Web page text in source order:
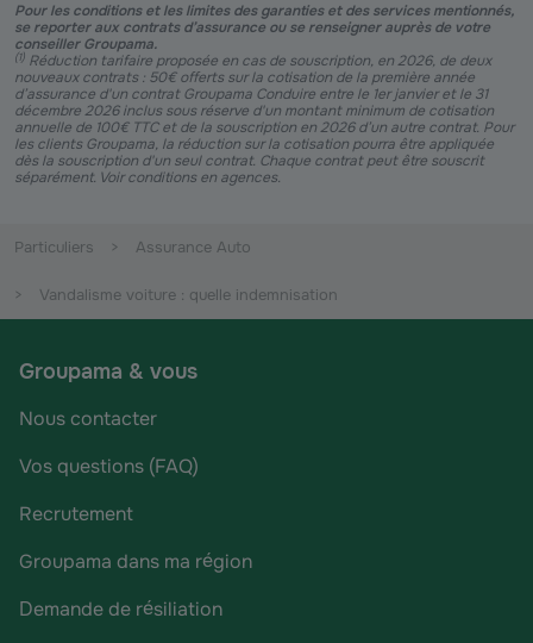
Pour les conditions et les limites des garanties et des services mentionnés,
se reporter aux contrats d’assurance ou se renseigner auprès de votre
conseiller Groupama.
(1) Réduction tarifaire proposée en cas de souscription, en 2026, de deux
nouveaux contrats : 50€ offerts sur la cotisation de la première année
d’assurance d'un contrat Groupama Conduire entre le 1er janvier et le 31
décembre 2026 inclus sous réserve d'un montant minimum de cotisation
annuelle de 100€ TTC et de la souscription en 2026 d’un autre contrat. Pour
les clients Groupama, la réduction sur la cotisation pourra être appliquée
dès la souscription d'un seul contrat. Chaque contrat peut être souscrit
séparément. Voir conditions en agences.
Particuliers Assurance Auto
Vandalisme voiture : quelle indemnisation
Groupama & vous
Nous contacter
Vos questions (FAQ)
Recrutement
Groupama dans ma région
Demande de résiliation